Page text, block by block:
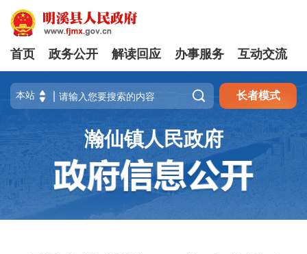
首页 政务公开 解读回应 办事服务 互动交流
 长者模式
瀚仙镇人民政府